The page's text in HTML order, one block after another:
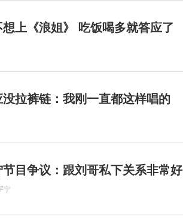
上《浪姐》 吃饭喝多就答应了
拉裤链：我刚一直都这样唱的
目争议：跟刘哥私下关系非常好
宁